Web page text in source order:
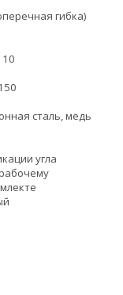
гибка)
сталь, медь
угла